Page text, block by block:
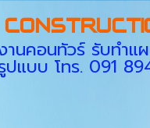
นคอนทัวร์ รับทำ
แบบ โทร. 091